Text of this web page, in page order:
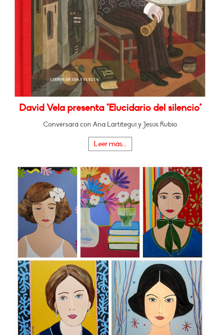
David Vela presenta "Elucidario del silencio"
Conversará con Ana Lartitegui y Jesús Rubio
Leer más...